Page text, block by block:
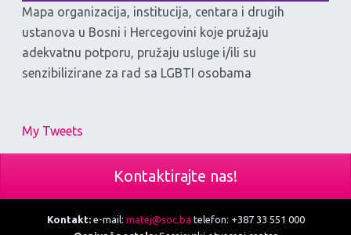
Mapa organizacija, institucija, centara i drugih
ustanova u Bosni i Hercegovini koje pružaju
adekvatnu potporu, pružaju usluge i/ili su
senzibilizirane za rad sa LGBTI osobama
My Tweets
Kontaktirajte nas!
Kontakt:e-mail: matej@soc.ba telefon: +387 33 551 000